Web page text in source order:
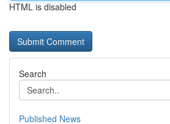
HTML is disabled
Search
Published News